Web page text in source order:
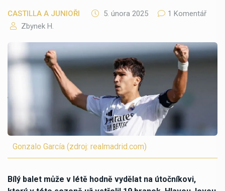
CASTILLA A JUNIOŘI 5. února 2025
1 Komentář
Zbynek H.
Gonzalo García (zdroj: realmadrid.com)
Bílý balet může v létě hodně vydělat na útočníkovi,